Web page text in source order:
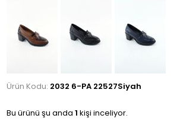
Ürün Kodu: 2032 6-PA 22527Siyah
Bu ürünü şu anda1 kişi inceliyor.